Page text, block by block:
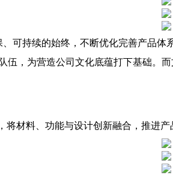
可持续的始终，不断优化完善产品
伍，为营造公司文化底蕴打下基础。
材料、功能与设计创新融合，推进